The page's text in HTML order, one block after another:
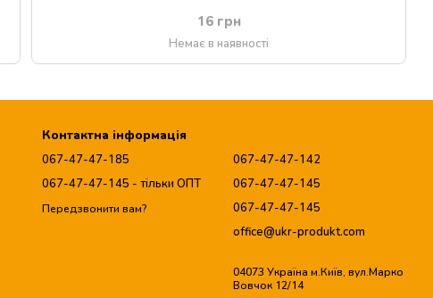
16 грн
Немає в наявності
Контактна інформація
067-47-47-185
067-47-47-145 - тільки ОПТ
Передзвонити вам?
067-47-47-142
067-47-47-145
067-47-47-145
office@ukr-produkt.com
04073 Україна м.Київ, вул.Марко
Вовчок 12/14